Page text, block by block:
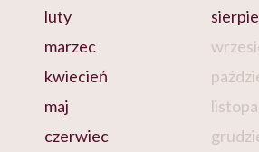
luty
marzec
kwiecień
maj
czerwiec